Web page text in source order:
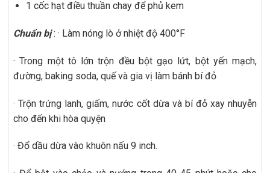
1 cốc hạt điều thuần chay để phủ kem
Chuẩn bị: · Làm nóng lò ở nhiệt độ 400°F
· Trong một tô lớn trộn đều bột gạo lứt, bột yến mạch,
đường, baking soda, quế và gia vị làm bánh bí đỏ
· Trộn trứng lanh, giấm, nước cốt dừa và bí đỏ xay nhuyễn
cho đến khi hòa quyện
· Đổ dầu dừa vào khuôn nấu 9 inch.